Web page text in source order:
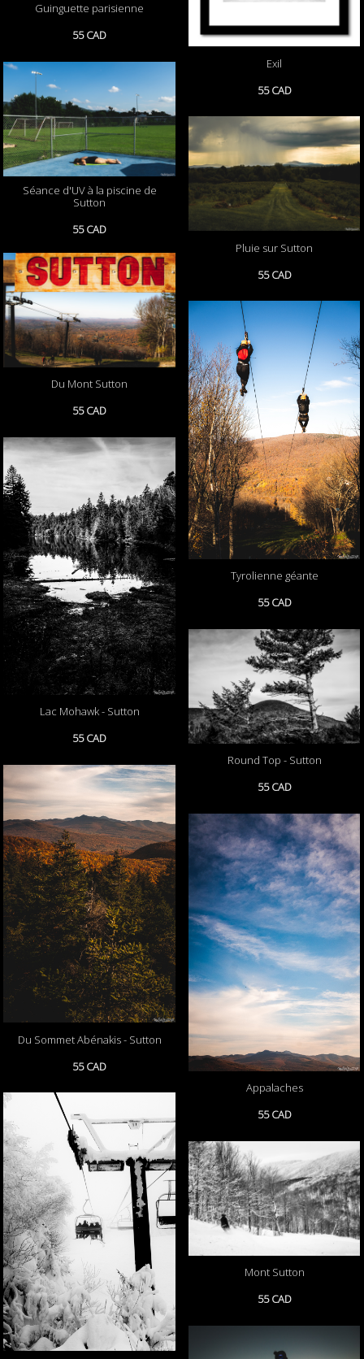
Exil
55 CAD
Guinguette parisienne
55 CAD
Séance d'UV à la piscine de
Sutton
55 CAD
Pluie sur Sutton
55 CAD
Du Mont Sutton
55 CAD
Tyrolienne géante
55 CAD
Lac Mohawk - Sutton
55 CAD
Round Top - Sutton
55 CAD
Du Sommet Abénakis - Sutton
55 CAD
Appalaches
55 CAD
Mont Sutton
55 CAD